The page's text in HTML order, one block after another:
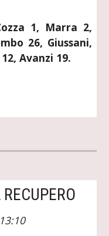
1, Marra 2,
26, Giussani,
Avanzi 19.